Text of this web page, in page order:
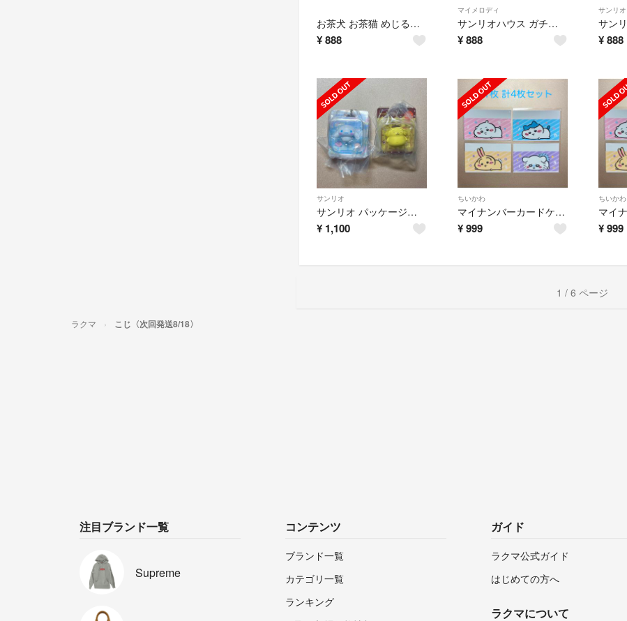
お茶犬 お茶猫 めじるしアクセサリー ハナ ソー ガチャガチャ
¥888
マイメロディ
サンリオハウス ガチャガチャ ミラー マイメロディ
¥888
サンリオ
¥ 888
サンリオ
サンリオ パッケージミニチュアコレクション ポムポムプリン シナモロール
¥ 1,100
ちいかわ
マイナンバーカードケース ちいかわ ハチワレ うさぎ モモンガ
¥999
ちいかわ
¥ 999
1 / 6 ページ
ラクマ こじ〈次回発送8/18〉
注目ブランド一覧
Supreme
コンテンツ
ブランド一覧
カテゴリ一覧
ランキング
ガイド
ラクマ公式ガイド
はじめての方へ
ラクマについて